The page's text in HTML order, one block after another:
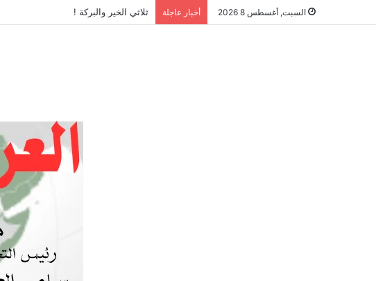
السبت, أغسطس 8 2026 أخبار عاجلة ثلاثي الخير والبركة !